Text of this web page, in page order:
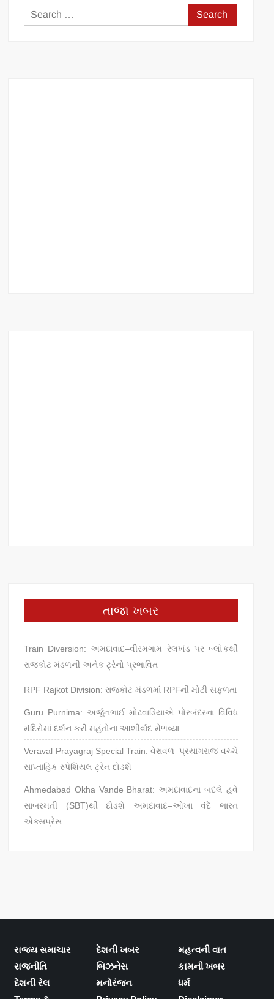
Search
તાજા ખબર
Train Diversion: અમદાવાદ–વીરમગામ રેલખંડ પર બ્લોકથી
રાજકોટ મંડળની અનેક ટ્રેનો પ્રભાવિત
RPF Rajkot Division: રાજકોટ મંડળમાં RPFની મોટી સફળતા
Guru Purnima: અર્જુનભાઈ મોઢવાડિયાએ પોરબંદરના વિવિધ
મંદિરોમાં દર્શન કરી મહંતોના આશીર્વાદ મેળવ્યા
Veraval Prayagraj Special Train: વેરાવળ–પ્રયાગરાજ વચ્ચે
સાપ્તાહિક સ્પેશિયલ ટ્રેન દોડશે
Ahmedabad Okha Vande Bharat: અમદાવાદના બદલે હવે
સાબરમતી (SBT)થી દોડશે અમદાવાદ–ઓખા વંદે ભારત
એક્સપ્રેસ
રાજ્ય સમાચાર દેશની ખબર
મહત્વની વાત
રાજનીતિ
બિઝનેસ
કામની ખબર
દેશની રેલ
મનોરંજન
ધર્મ